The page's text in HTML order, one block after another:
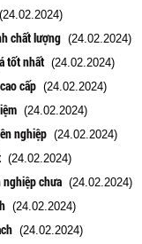
chất lượng (24.02.2024)
tốt nhất (24.02.2024)
cấp (24.02.2024)
(24.02.2024)
nghiệp (24.02.2024)
(24.02.2024)
nghiệp chưa (24.02.2024)
(24.02.2024)
(24.02.2024)